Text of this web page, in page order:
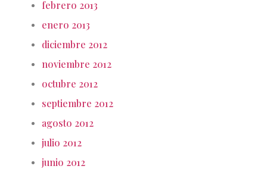
febrero 2013
enero 2013
diciembre 2012
noviembre 2012
octubre 2012
septiembre 2012
agosto 2012
julio 2012
junio 2012